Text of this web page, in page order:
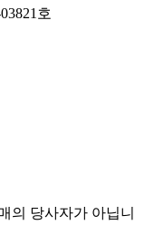
호
의 당사자가 아닙니